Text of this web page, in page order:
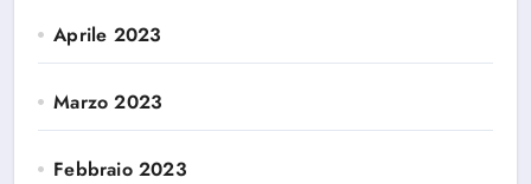
Aprile 2023
Marzo 2023
Febbraio 2023